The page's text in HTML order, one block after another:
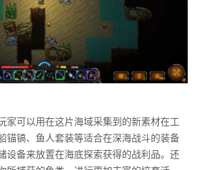
家可以用在这片海域采集到的新素材在工
锚镐、鱼人套装等适合在深海战斗的装备
设备来放置在海底探索获得的战利品。还